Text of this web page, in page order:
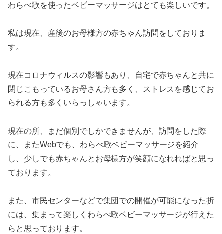
わらべ歌を使ったベビーマッサージはとても楽しいです。
私は現在、産後のお母様方の赤ちゃん訪問をしておりま
す。
現在コロナウィルスの影響もあり、自宅で赤ちゃんと共に
閉じこもっているお母さん方も多く、ストレスを感じてお
られる方も多くいらっしゃいます。
現在の所、まだ個別でしかできませんが、訪問をした際
に、またWebでも、わらべ歌ベビーマッサージを紹介
し、少しでも赤ちゃんとお母様方が笑顔になれればと思っ
ております。
また、市民センターなどで集団での開催が可能になった折
には、集まって楽しくわらべ歌ベビーマッサージが行えた
らと思っております。